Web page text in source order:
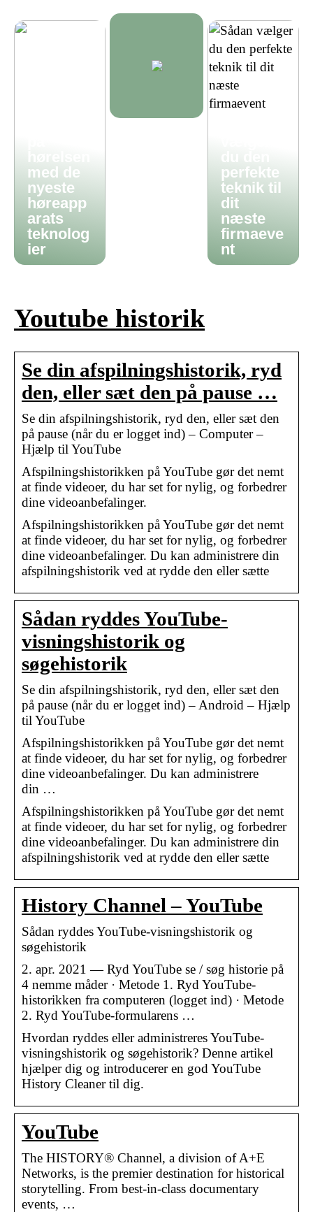
med de
nyeste
høreapp
arats
teknolog
ier
perfekte
teknik til
dit
næste
firmaeve
nt
Youtube historik
Se din afspilningshistorik, ryd
den, eller sæt den på pause …
Se din afspilningshistorik, ryd den, eller sæt den
på pause (når du er logget ind) – Computer –
Hjælp til YouTube
Afspilningshistorikken på YouTube gør det nemt
at finde videoer, du har set for nylig, og forbedrer
dine videoanbefalinger.
Afspilningshistorikken på YouTube gør det nemt
at finde videoer, du har set for nylig, og forbedrer
dine videoanbefalinger. Du kan administrere din
afspilningshistorik ved at rydde den eller sætte
Sådan ryddes YouTube-
visningshistorik og
søgehistorik
Se din afspilningshistorik, ryd den, eller sæt den
på pause (når du er logget ind) – Android – Hjælp
til YouTube
Afspilningshistorikken på YouTube gør det nemt
at finde videoer, du har set for nylig, og forbedrer
dine videoanbefalinger. Du kan administrere
din …
Afspilningshistorikken på YouTube gør det nemt
at finde videoer, du har set for nylig, og forbedrer
dine videoanbefalinger. Du kan administrere din
afspilningshistorik ved at rydde den eller sætte
History Channel – YouTube
Sådan ryddes YouTube-visningshistorik og
søgehistorik
2. apr. 2021 — Ryd YouTube se / søg historie på
4 nemme måder · Metode 1. Ryd YouTube-
historikken fra computeren (logget ind) · Metode
2. Ryd YouTube-formularens …
Hvordan ryddes eller administreres YouTube-
visningshistorik og søgehistorik? Denne artikel
hjælper dig og introducerer en god YouTube
History Cleaner til dig.
YouTube
The HISTORY® Channel, a division of A+E
Networks, is the premier destination for historical
storytelling. From best-in-class documentary
events, …